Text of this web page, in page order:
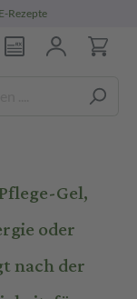
Rezepte
Gel,
oder
nach der